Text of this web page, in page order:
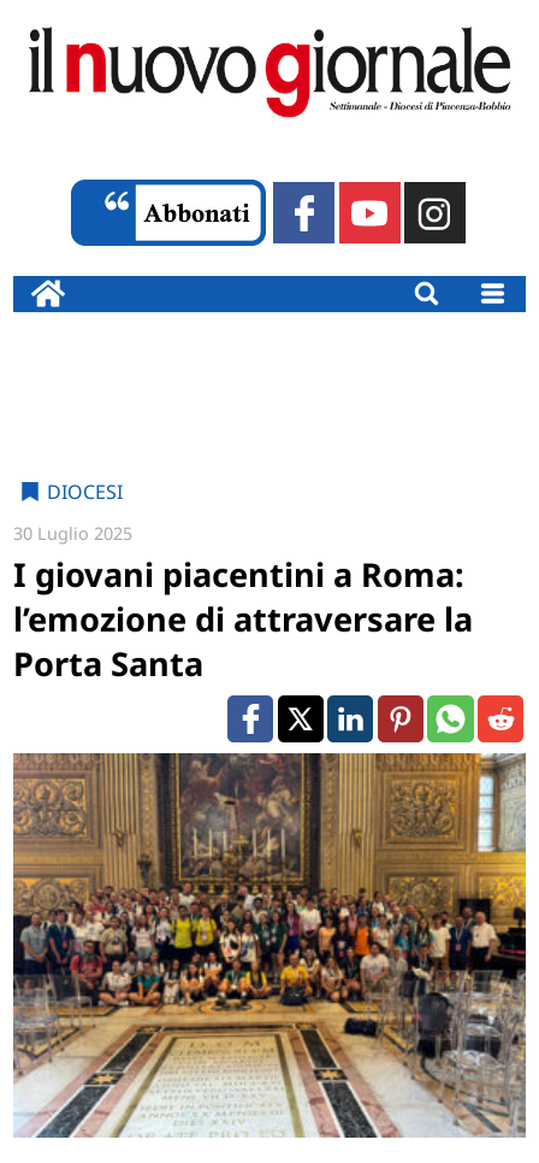
DIOCESI
30 Luglio 2025
I giovani piacentini a Roma:
l’emozione di attraversare la
Porta Santa